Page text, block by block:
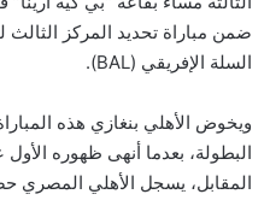
ضمن مباراة تحديد المركز
السلة الإفريقي (BAL).
ويخوض الأهلي بنغازي هذه
المقابل، يسجل الأهلي المصري